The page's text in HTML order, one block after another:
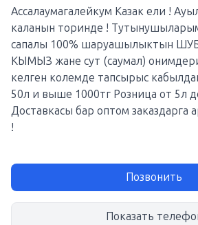
Ассалаумагалейкум Казак ели !
каланын торинде !
сапалы 100% шаруашылыктын
КЫМЫЗ жане сут (саумал)
келген колемде тапсырыс
50л и выше 1000тг Розница от 5л
Доставкасы бар оптом заказдарга
!
Позвонить
Показать